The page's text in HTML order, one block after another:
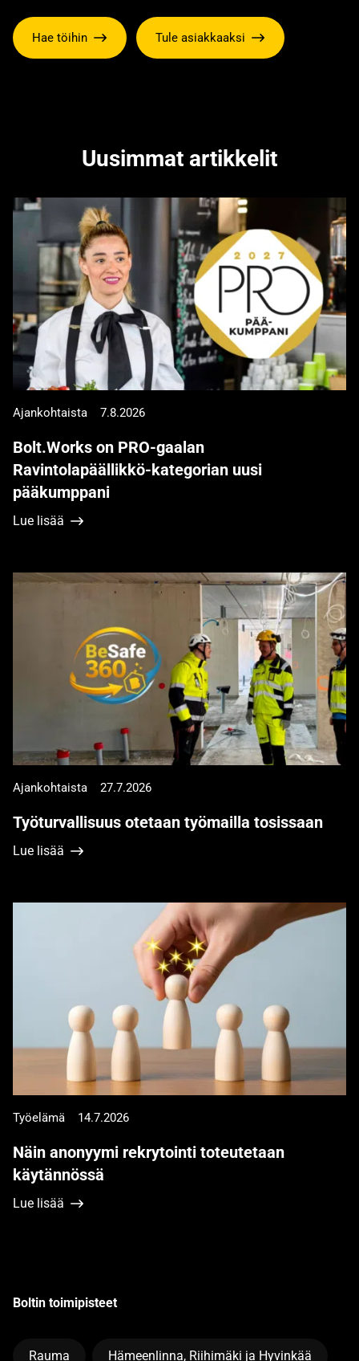
Hae töihin Tule asiakkaaksi
Uusimmat artikkelit
Ajankohtaista 7.8.2026
Bolt.Works on PRO-gaalan
Ravintolapäällikkö-kategorian uusi
pääkumppani
Lue lisää
Ajankohtaista 27.7.2026
Työturvallisuus otetaan työmailla tosissaan
Lue lisää
Työelämä 14.7.2026
Näin anonyymi rekrytointi toteutetaan
käytännössä
Lue lisää
Boltin toimipisteet
Rauma Hämeenlinna, Riihimäki ja Hyvinkää